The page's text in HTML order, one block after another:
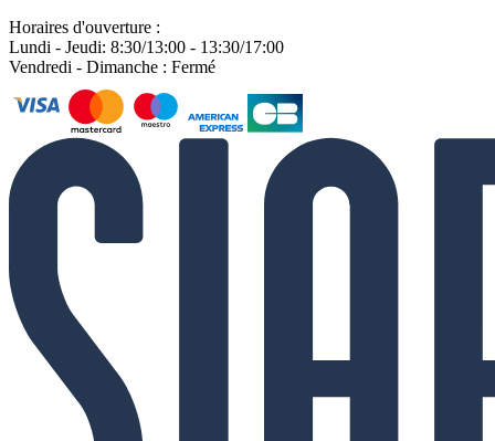
Horaires d'ouverture :
Lundi - Jeudi: 8:30/13:00 - 13:30/17:00
Vendredi - Dimanche : Fermé